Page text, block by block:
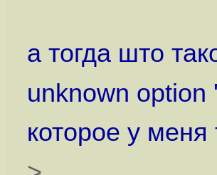
а тогда што
unknown option
которое у меня